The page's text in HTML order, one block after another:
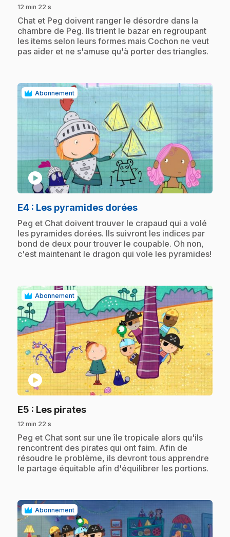
12 min 22 s
.Chat et Peg doivent ranger le désordre dans la
chambre de Peg. Ils trient le bazar en regroupant
les items selon leurs formes mais Cochon ne veut
pas aider et ne s'amuse qu'à porter des triangles.
Abonnement
play_circle
E4 : Les pyramides dorées.
.Peg et Chat doivent trouver le crapaud qui a volé
les pyramides dorées. Ils suivront les indices par
bond de deux pour trouver le coupable. Oh non,
c'est maintenant le dragon qui vole les pyramides!
Abonnement
play_circle
E5 : Les pirates.
12 min 22 s
.Peg et Chat sont sur une île tropicale alors qu'ils
rencontrent des pirates qui ont faim. Afin de
résoudre le problème, ils devront tous apprendre
le partage équitable afin d'équilibrer les portions.
Abonnement